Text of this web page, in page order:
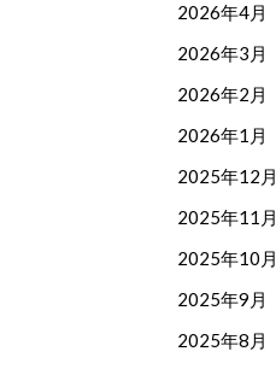
2026年4月
2026年3月
2026年2月
2026年1月
2025年12月
2025年11月
2025年10月
2025年9月
2025年8月